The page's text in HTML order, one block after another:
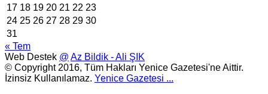
17 18 19 20 21 22 23
24 25 26 27 28 29 30
31
« Tem
Web Destek @ Az Bildik - Ali ŞIK
© Copyright 2016, Tüm Hakları Yenice Gazetesi'ne Aittir.
İzinsiz Kullanılamaz. Yenice Gazetesi ...